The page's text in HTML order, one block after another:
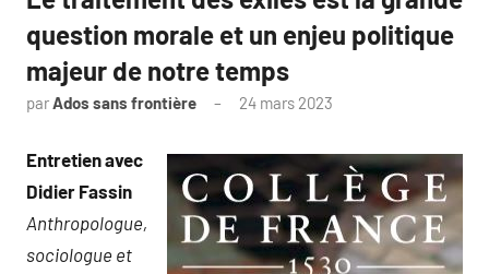
question morale et un enjeu politique
majeur de notre temps
parAdos sans frontière 24 mars 2023
Entretien avec
Didier Fassin
Anthropologue,
sociologue et